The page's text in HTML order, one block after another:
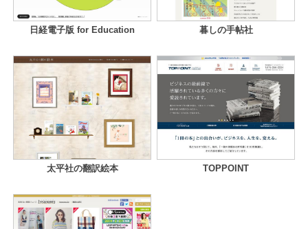
日経電子版 for Education 暮しの手帖社
太平社の翻訳絵本 TOPPOINT